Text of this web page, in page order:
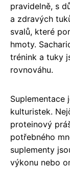
pravidelně, s
a zdravých
svalů, které
hmoty.
trénink a tuky
rovnováhu.
Suplementace
kulturistek.
proteinový
potřebného
suplementy
výkonu nebo